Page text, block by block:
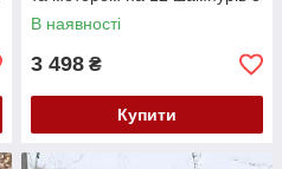
мм
В наявності
3 498 ₴
Купити